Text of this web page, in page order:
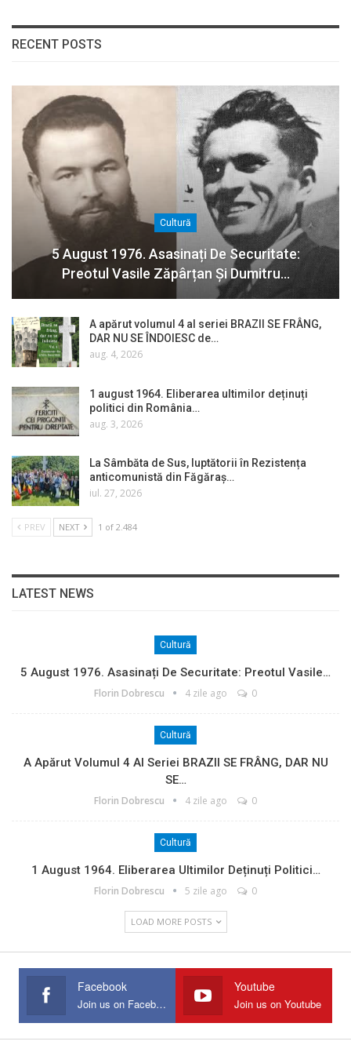
RECENT POSTS
Cultură
5 August 1976. Asasinați De Securitate:
Preotul Vasile Zăpârțan Și Dumitru…
A apărut volumul 4 al seriei BRAZII SE FRÂNG,
DAR NU SE ÎNDOIESC de…
aug. 4, 2026
1 august 1964. Eliberarea ultimilor deținuți
politici din România…
aug. 3, 2026
La Sâmbăta de Sus, luptătorii în Rezistența
anticomunistă din Făgăraș…
iul. 27, 2026
PREV NEXT 1 of 2.484
LATEST NEWS
Cultură
5 August 1976. Asasinați De Securitate: Preotul Vasile…
Florin Dobrescu 4 zile ago 0
Cultură
A Apărut Volumul 4 Al Seriei BRAZII SE FRÂNG, DAR NU
SE…
Florin Dobrescu 4 zile ago 0
Cultură
1 August 1964. Eliberarea Ultimilor Deținuți Politici…
Florin Dobrescu 5 zile ago 0
LOAD MORE POSTS
Facebook
Join us on Facebook
Youtube
Join us on Youtube